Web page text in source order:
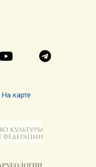
На карте